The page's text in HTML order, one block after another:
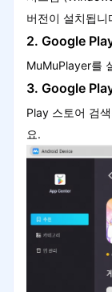
버전이 설치됩니
2. Google
MuMuPlayer를
3. Google
Play 스토어 검
요.